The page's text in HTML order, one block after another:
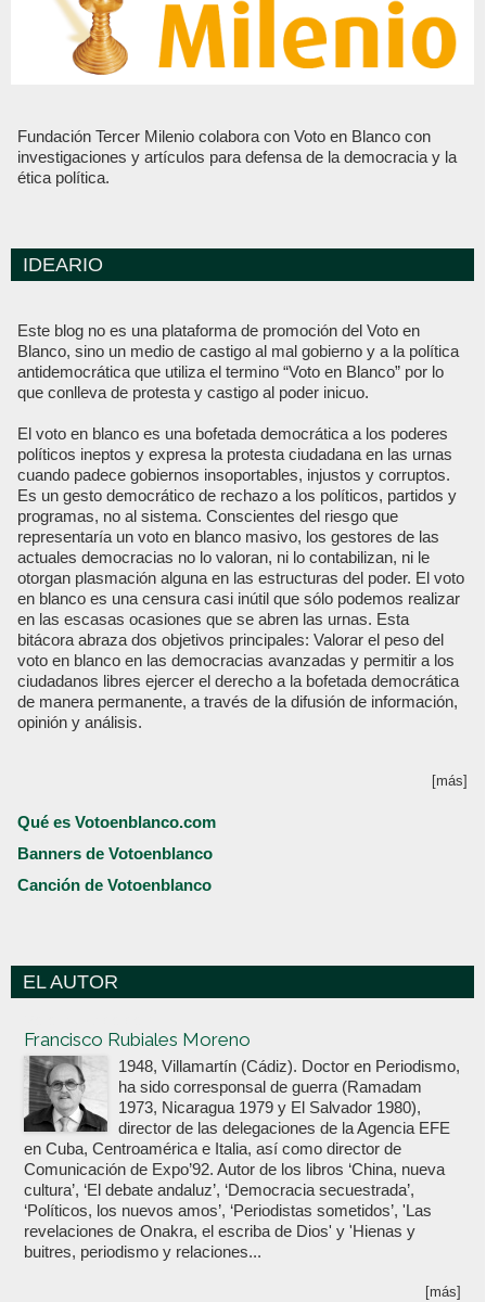
Fundación Tercer Milenio colabora con Voto en Blanco con
investigaciones y artículos para defensa de la democracia y la
ética política.
IDEARIO
Este blog no es una plataforma de promoción del Voto en
Blanco, sino un medio de castigo al mal gobierno y a la política
antidemocrática que utiliza el termino “Voto en Blanco” por lo
que conlleva de protesta y castigo al poder inicuo.
El voto en blanco es una bofetada democrática a los poderes
políticos ineptos y expresa la protesta ciudadana en las urnas
cuando padece gobiernos insoportables, injustos y corruptos.
Es un gesto democrático de rechazo a los políticos, partidos y
programas, no al sistema. Conscientes del riesgo que
representaría un voto en blanco masivo, los gestores de las
actuales democracias no lo valoran, ni lo contabilizan, ni le
otorgan plasmación alguna en las estructuras del poder. El voto
en blanco es una censura casi inútil que sólo podemos realizar
en las escasas ocasiones que se abren las urnas. Esta
bitácora abraza dos objetivos principales: Valorar el peso del
voto en blanco en las democracias avanzadas y permitir a los
ciudadanos libres ejercer el derecho a la bofetada democrática
de manera permanente, a través de la difusión de información,
opinión y análisis.
[más]
Qué es Votoenblanco.com
Banners de Votoenblanco
Canción de Votoenblanco
EL AUTOR
Francisco Rubiales Moreno
1948, Villamartín (Cádiz). Doctor en Periodismo,
ha sido corresponsal de guerra (Ramadam
1973, Nicaragua 1979 y El Salvador 1980),
director de las delegaciones de la Agencia EFE
en Cuba, Centroamérica e Italia, así como director de
Comunicación de Expo’92. Autor de los libros ‘China, nueva
cultura’, ‘El debate andaluz’, ‘Democracia secuestrada’,
‘Políticos, los nuevos amos’, ‘Periodistas sometidos’, 'Las
revelaciones de Onakra, el escriba de Dios' y 'Hienas y
buitres, periodismo y relaciones...
[más]